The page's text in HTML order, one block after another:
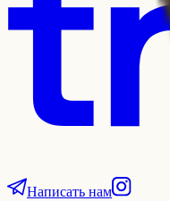
Написать нам